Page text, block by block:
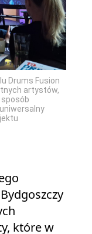
Drums Fusion
artystów,
które w